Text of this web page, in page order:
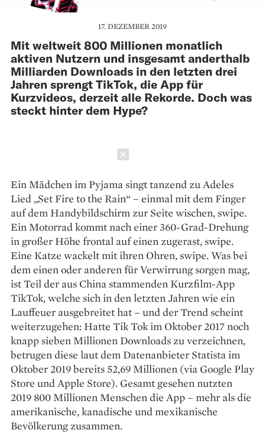
17. DEZEMBER 2019
Mit weltweit 800 Millionen monatlich
aktiven Nutzern und insgesamt anderthalb
Milliarden Downloads in den letzten drei
Jahren sprengt TikTok, die App für
Kurzvideos, derzeit alle Rekorde. Doch was
steckt hinter dem Hype?
Ein Mädchen im Pyjama singt tanzend zu Adeles
Lied „Set Fire to the Rain“ – einmal mit dem Finger
auf dem Handybildschirm zur Seite wischen, swipe.
Ein Motorrad kommt nach einer 360-Grad-Drehung
in großer Höhe frontal auf ­einen zugerast, swipe.
Eine Katze wackelt mit ihren Ohren, ­swipe. Was bei
dem ­einen oder anderen für Verwirrung sorgen mag,
ist Teil der aus China stammenden Kurzfilm-App
TikTok, welche sich in den letzten Jahren wie ein
Lauffeuer ausgebreitet hat – und der Trend scheint
weiterzugehen: Hatte Tik Tok im Oktober 2017 noch
knapp sieben Millionen Downloads zu verzeichnen,
betrugen diese laut dem Datenanbieter Statista im
Oktober 2019 bereits 52,69 Millionen (via Google Play
Store und Apple Store). Gesamt gesehen nutzten
2019 800 Millionen Menschen die App – mehr als die
amerikanische, kanadische und mexikanische
Bevölkerung zusammen.